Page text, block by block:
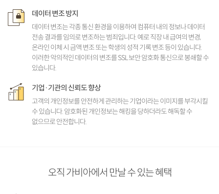
데이터 변조 방지
데이터 변조는 각종 통신 환경을 이용하여 컴퓨터 내의 정보나 데이터
전송 결과를 임의로 변조하는 범죄입니다. 예로 직장 내 급여의 변경,
온라인 이체 시 금액 변조 또는 학생의 성적 기록 변조 등이 있습니다.
이러한 악의적인 데이터의 변조를 SSL 보안 암호화 통신으로 봉쇄할 수
있습니다.
기업·기관의 신뢰도 향상
고객의 개인정보를 안전하게 관리하는 기업이라는 이미지를 부각시킬
수 있습니다. 암호화된 개인정보는 해킹을 당하더라도 해독할 수
없으므로 안전합니다.
오직 가비아에서 만날 수 있는 혜택